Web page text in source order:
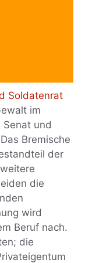
Soldatenrat
im
und
Bremische
der
die
wird
Beruf nach.
die